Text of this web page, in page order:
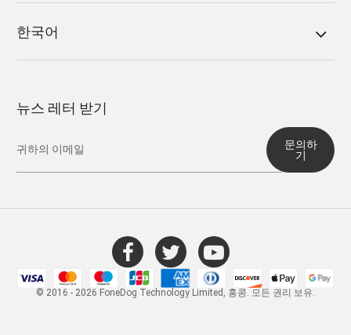
한국어
뉴스 레터 받기
문의하
기
© 2016 - 2026 FoneDog Technology Limited, 홍콩. 모든 권리 보유.